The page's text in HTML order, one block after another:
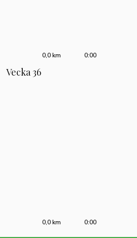
0:00
0,0 km
Vecka 36
0:00
0,0 km